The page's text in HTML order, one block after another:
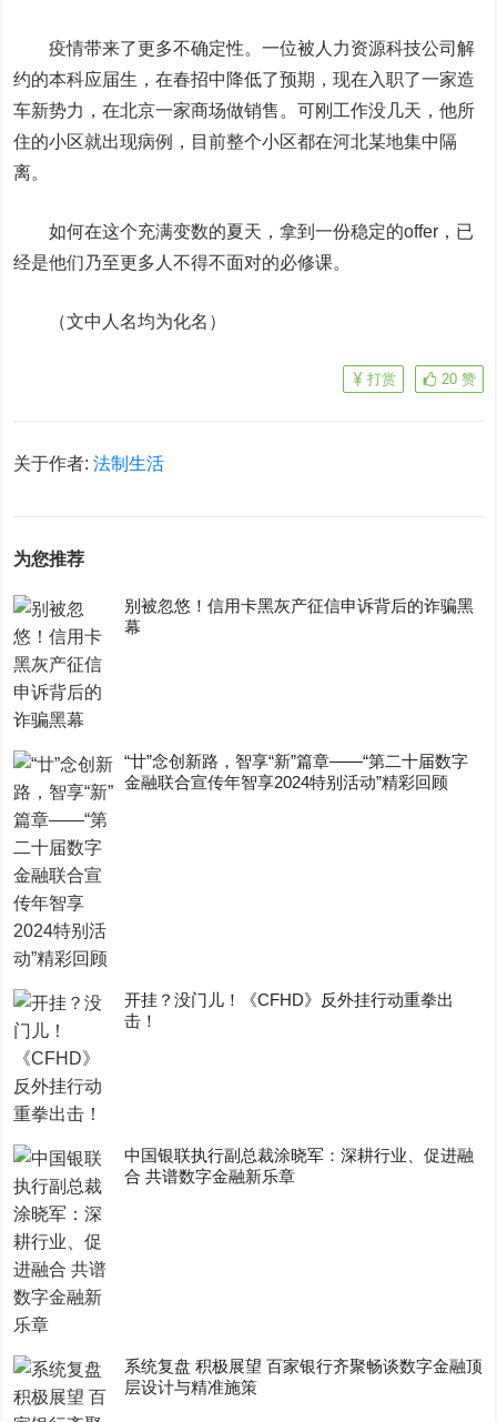
疫情带来了更多不确定性。一位被人力资源科技公司解
约的本科应届生，在春招中降低了预期，现在入职了一家造
车新势力，在北京一家商场做销售。可刚工作没几天，他所
住的小区就出现病例，目前整个小区都在河北某地集中隔
离。
如何在这个充满变数的夏天，拿到一份稳定的offer，已
经是他们乃至更多人不得不面对的必修课。
（文中人名均为化名）
20 赞
打赏
关于作者:法制生活
为您推荐
别被忽悠！信用卡黑灰产征信申诉背后的诈骗黑
幕
“廿”念创新路，智享“新”篇章——“第二十届数字
金融联合宣传年智享2024特别活动”精彩回顾
开挂？没门儿！《CFHD》反外挂行动重拳出
击！
中国银联执行副总裁涂晓军：深耕行业、促进融
合 共谱数字金融新乐章
系统复盘 积极展望 百家银行齐聚畅谈数字金融顶
层设计与精准施策